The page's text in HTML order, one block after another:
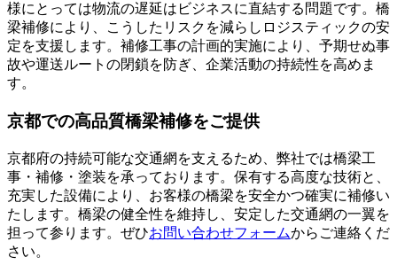
様にとっては物流の遅延はビジネスに直結する問題です。橋
梁補修により、こうしたリスクを減らしロジスティックの安
定を支援します。補修工事の計画的実施により、予期せぬ事
故や運送ルートの閉鎖を防ぎ、企業活動の持続性を高めま
す。
京都での高品質橋梁補修をご提供
京都府の持続可能な交通網を支えるため、弊社では橋梁工
事・補修・塗装を承っております。保有する高度な技術と、
充実した設備により、お客様の橋梁を安全かつ確実に補修い
たします。橋梁の健全性を維持し、安定した交通網の一翼を
担って参ります。ぜひお問い合わせフォームからご連絡くだ
さい。